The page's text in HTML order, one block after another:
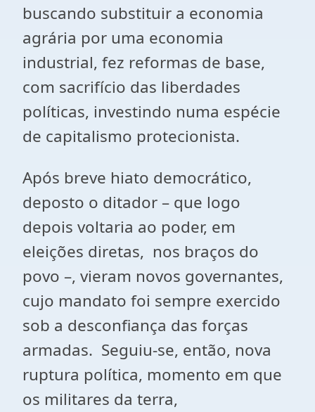
buscando substituir a economia
agrária por uma economia
industrial, fez reformas de base,
com sacrifício das liberdades
políticas, investindo numa espécie
de capitalismo protecionista.
Após breve hiato democrático,
deposto o ditador – que logo
depois voltaria ao poder, em
eleições diretas, nos braços do
povo –, vieram novos governantes,
cujo mandato foi sempre exercido
sob a desconfiança das forças
armadas. Seguiu-se, então, nova
ruptura política, momento em que
os militares da terra,